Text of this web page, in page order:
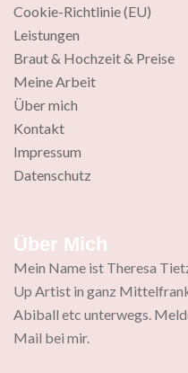
Cookie-Richtlinie (EU)
Leistungen
Braut & Hochzeit & Preise
Meine Arbeit
Über mich
Kontakt
Impressum
Datenschutz
Über Mich
Mein Name ist Theresa
Up Artist in ganz
Abiball etc unterwegs.
Mail bei mir.